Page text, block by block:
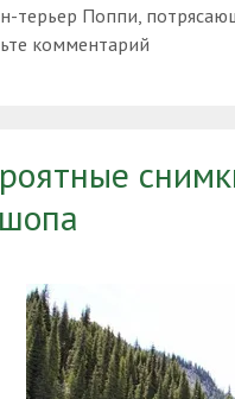
терьер Поппи
комментарий